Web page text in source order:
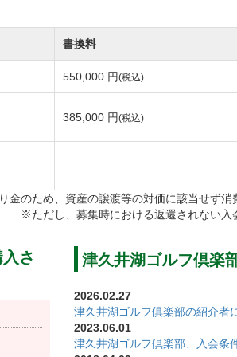
中に展開する全長9,211ヤードの丘
浦コース、飯能ゴルフクラブなど
れたコースはりんどう・白ゆり・
7番ホールは高低差50メートルの豪
正確なボールコントロールなど技術
日、期間限定で「薔薇コース」を
んどうコース1・2番、7・8・9番を
書換料
550,000 円(税込)
385,000 円(税込)
のため、資産の譲渡等の対価に該当せず消
※ただし、募集時における返還されない入
さ 津久井湖ゴルフ倶楽
2026.02.27
津久井湖ゴルフ俱楽部の紹介者
2023.06.01
津久井湖ゴルフ倶楽部、入会条